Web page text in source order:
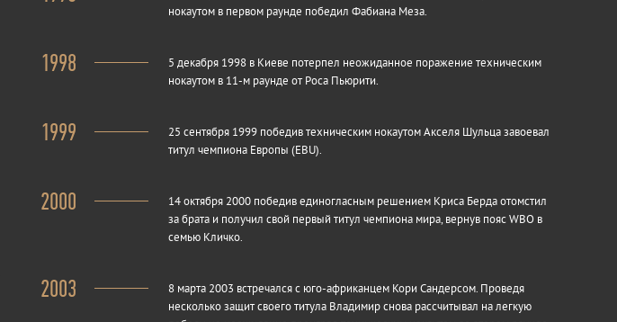
нокаутом в первом раунде победил Фабиана Меза.
1998
5 декабря 1998 в Киеве потерпел неожиданное поражение техническим
нокаутом в 11-м раунде от Роса Пьюрити.
1999
25 сентября 1999 победив техническим нокаутом Акселя Шульца завоевал
титул чемпиона Европы (EBU).
2000
14 октября 2000 победив единогласным решением Криса Берда отомстил
за брата и получил свой ​​первый титул чемпиона мира, вернув пояс WBO в
семью Кличко.
2003
8 марта 2003 встречался с юго-африканцем Кори Сандерсом. Проведя
несколько защит своего титула Владимир снова рассчитывал на легкую